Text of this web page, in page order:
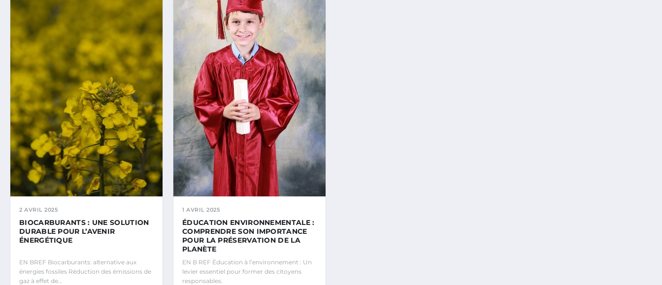
2 AVRIL 2025
BIOCARBURANTS : UNE SOLUTION
DURABLE POUR L’AVENIR
ÉNERGÉTIQUE
EN BREF Biocarburants: alternative aux
énergies fossiles Réduction des émissions de
gaz à effet de…
1 AVRIL 2025
ÉDUCATION ENVIRONNEMENTALE :
COMPRENDRE SON IMPORTANCE
POUR LA PRÉSERVATION DE LA
PLANÈTE
EN B REF Éducation à l’environnement : Un
levier essentiel pour former des citoyens
responsables.